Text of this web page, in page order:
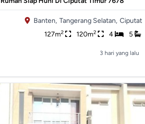
Banten, Tangerang Selatan, Ciputat
127m2 120m2 4 5
3 hari yang lalu